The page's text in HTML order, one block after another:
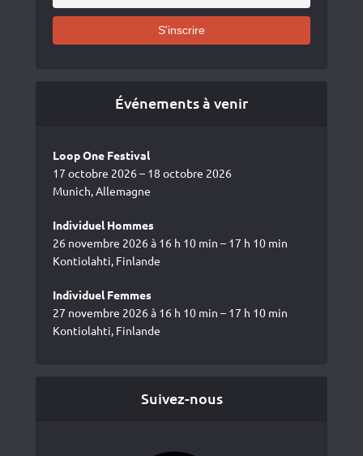
Événements à venir
Loop One Festival
17 octobre 2026 – 18 octobre 2026
Munich, Allemagne
Individuel Hommes
26 novembre 2026 à 16 h 10 min – 17 h 10 min
Kontiolahti, Finlande
Individuel Femmes
27 novembre 2026 à 16 h 10 min – 17 h 10 min
Kontiolahti, Finlande
Suivez-nous